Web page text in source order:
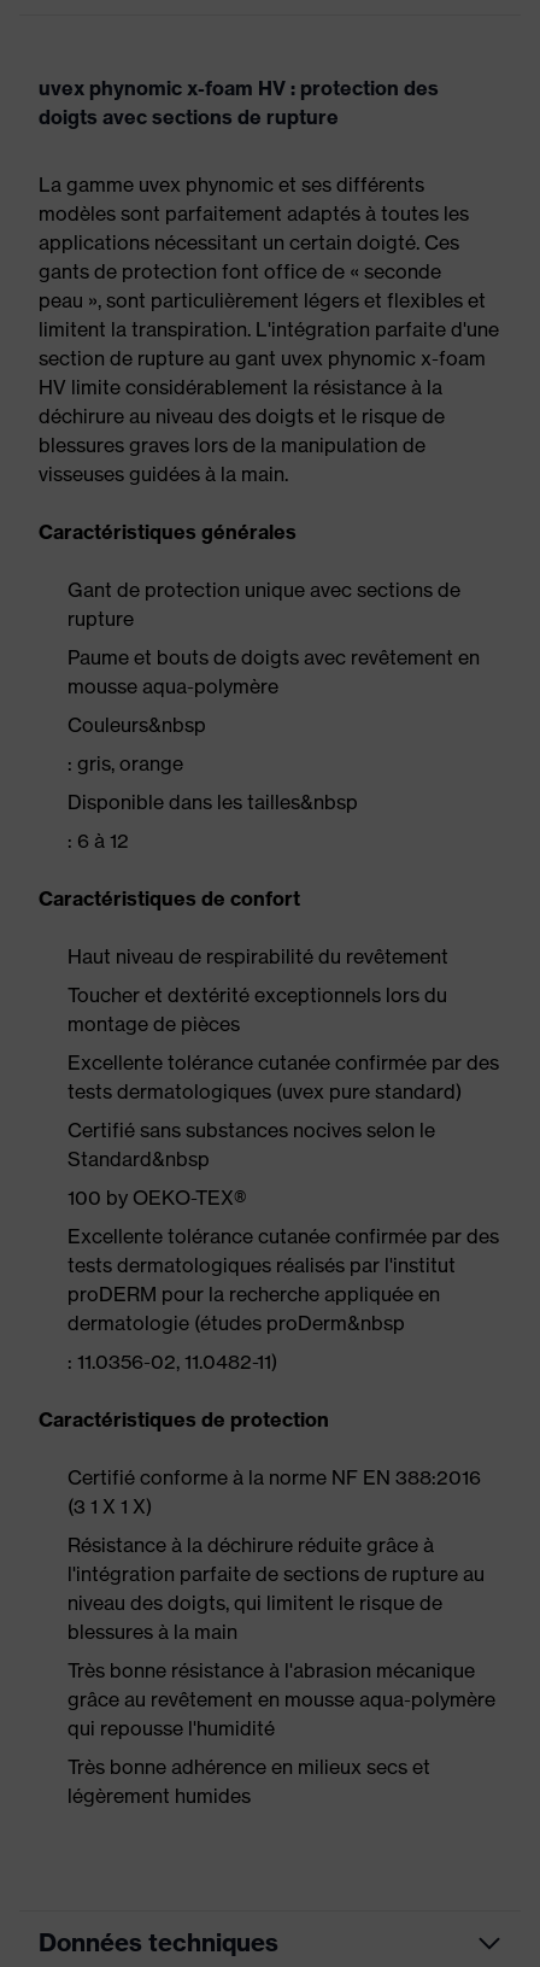
uvex phynomic x-foam HV : protection des
doigts avec sections de rupture
La gamme uvex phynomic et ses différents
modèles sont parfaitement adaptés à toutes les
applications nécessitant un certain doigté. Ces
gants de protection font office de « seconde
peau », sont particulièrement légers et flexibles et
limitent la transpiration. L'intégration parfaite d'une
section de rupture au gant uvex phynomic x-foam
HV limite considérablement la résistance à la
déchirure au niveau des doigts et le risque de
blessures graves lors de la manipulation de
visseuses guidées à la main.
Caractéristiques générales
Gant de protection unique avec sections de
rupture
Paume et bouts de doigts avec revêtement en
mousse aqua-polymère
Couleurs&nbsp
: gris, orange
Disponible dans les tailles&nbsp
: 6 à 12
Caractéristiques de confort
Haut niveau de respirabilité du revêtement
Toucher et dextérité exceptionnels lors du
montage de pièces
Excellente tolérance cutanée confirmée par des
tests dermatologiques (uvex pure standard)
Certifié sans substances nocives selon le
Standard&nbsp
100 by OEKO-TEX®
Excellente tolérance cutanée confirmée par des
tests dermatologiques réalisés par l'institut
proDERM pour la recherche appliquée en
dermatologie (études proDerm&nbsp
: 11.0356-02, 11.0482-11)
Caractéristiques de protection
Certifié conforme à la norme NF EN 388:2016
(3 1 X 1 X)
Résistance à la déchirure réduite grâce à
l'intégration parfaite de sections de rupture au
niveau des doigts, qui limitent le risque de
blessures à la main
Très bonne résistance à l'abrasion mécanique
grâce au revêtement en mousse aqua-polymère
qui repousse l'humidité
Très bonne adhérence en milieux secs et
légèrement humides
Données techniques